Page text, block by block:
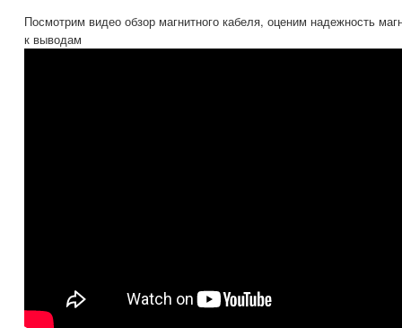
Посмотрим видео обзор магнитного кабеля, оценим надежность
к выводам